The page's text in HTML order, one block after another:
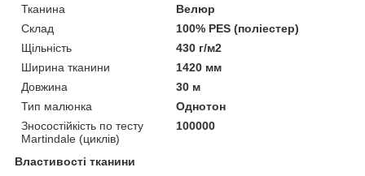
Тканина
Велюр
Склад
100% PES (поліестер)
Щільність
430 г/м2
Ширина тканини
1420 мм
Довжина
30 м
Тип малюнка
Однотон
Зносостійкість по тесту
Martindale (циклів)
100000
Властивості тканини